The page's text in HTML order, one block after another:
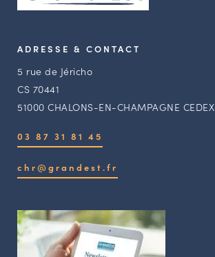
ADRESSE & CONTACT
5 rue de Jéricho
CS 70441
51000 CHALONS-EN-CHAMPAGNE CEDEX
03 87 31 81 45
chr@grandest.fr